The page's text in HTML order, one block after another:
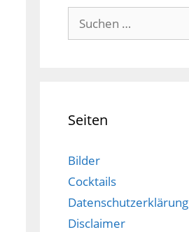
Suchen
nach:
Seiten
Bilder
Cocktails
Datenschutzerklärung
Disclaimer